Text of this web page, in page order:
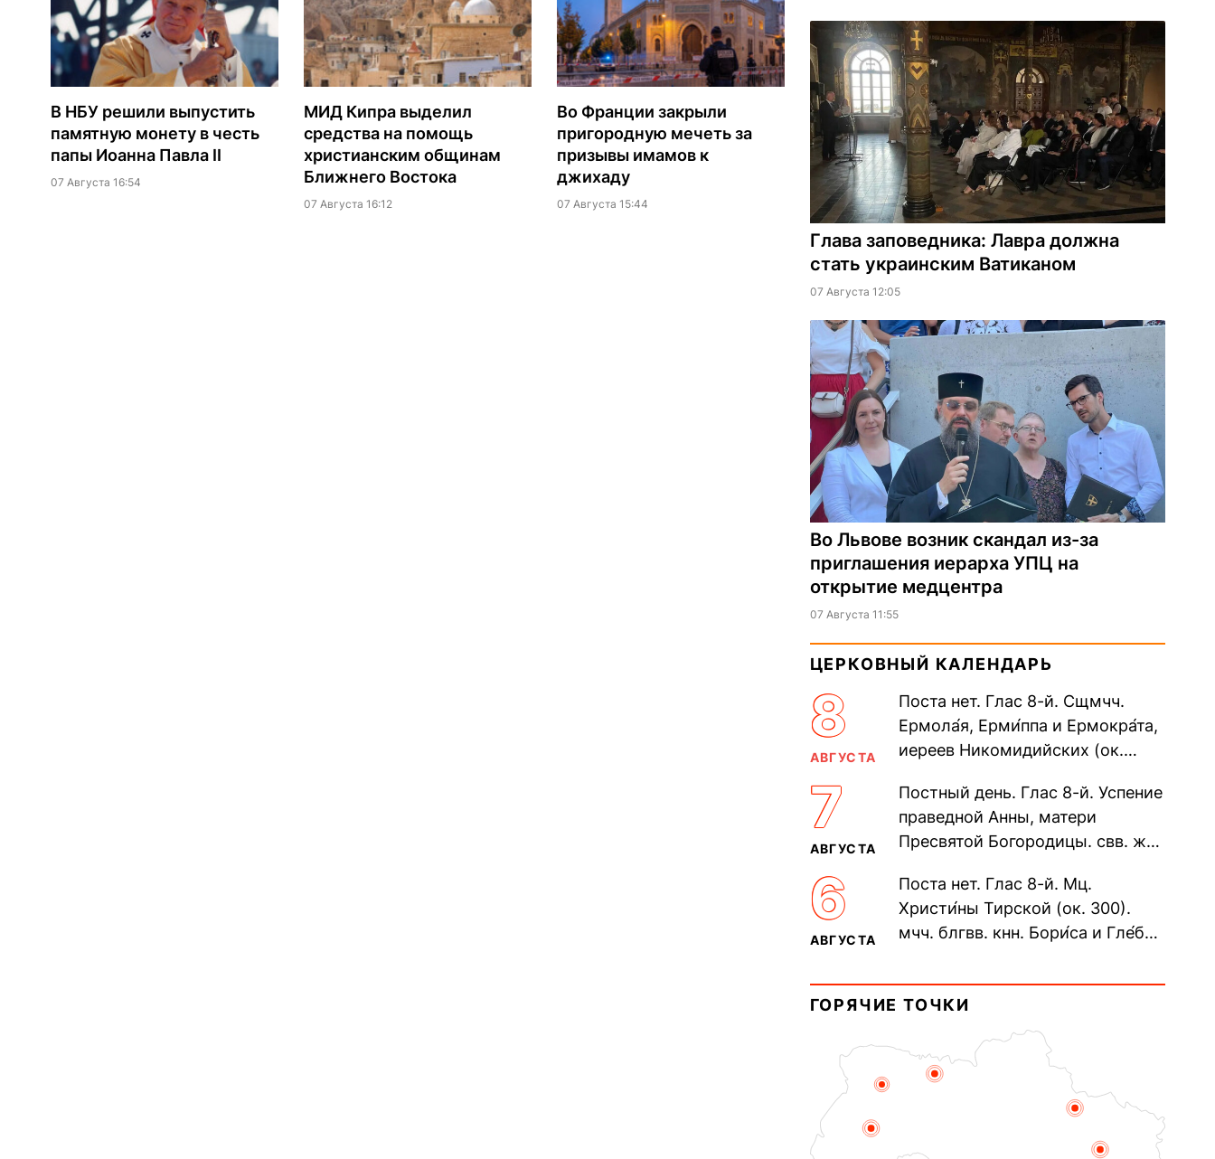
В НБУ решили выпустить
памятную монету в честь
папы Иоанна Павла II
07 Августа 16:54
МИД Кипра выделил
средства на помощь
христианским общинам
Ближнего Востока
07 Августа 16:12
Во Франции закрыли
пригородную мечеть за
призывы имамов к
джихаду
07 Августа 15:44
Глава заповедника: Лавра должна
стать украинским Ватиканом
07 Августа 12:05
Во Львове возник скандал из-за
приглашения иерарха УПЦ на
открытие медцентра
07 Августа 11:55
ЦЕРКОВНЫЙ КАЛЕНДАРЬ
8
АВГУСТА
Поста нет. Глас 8-й. Сщмчч.
Ермола́я, Ерми́ппа и Ермокра́та,
иереев Никомидийских (ок.
Печерского, в Ближних
пещерах...
7
АВГУСТА
Постный день. Глас 8-й. Успение
праведной Анны, матери
Пресвятой Богородицы. свв. жен
прп. Евпракси́и девы,...
6
АВГУСТА
Поста нет. Глас 8-й. Мц.
Христи́ны Тирской (ок. 300).
мчч. блгвв. кнн. Бори́са и Гле́ба,
Дави́да (1015). Прп....
ГОРЯЧИЕ ТОЧКИ